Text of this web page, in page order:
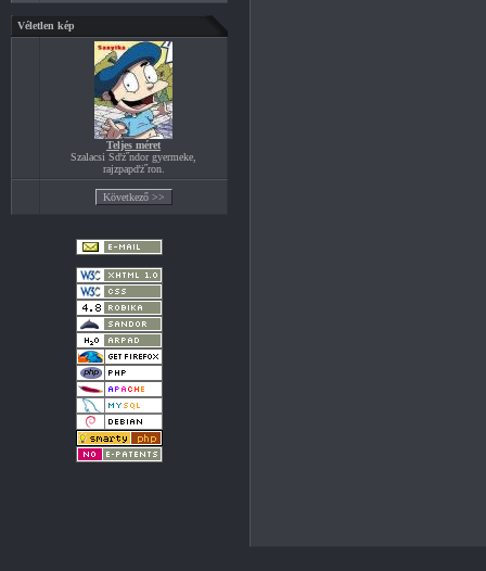
Véletlen kép
Teljes méret
Szalacsi Sďż˝ndor gyermeke,
rajzpapďż˝ron.